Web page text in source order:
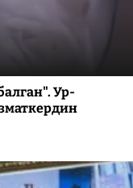
Ур-